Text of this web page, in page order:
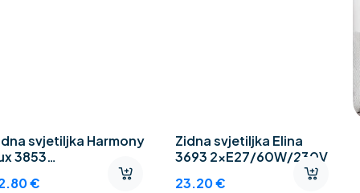
svjetiljka Harmony
3853
€
Zidna svjetiljka Elina
3693 2xE27/60W/230V
23.20€